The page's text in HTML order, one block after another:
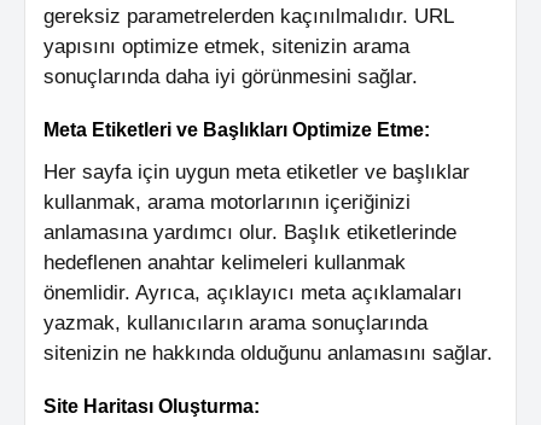
gereksiz parametrelerden kaçınılmalıdır. URL
yapısını optimize etmek, sitenizin arama
sonuçlarında daha iyi görünmesini sağlar.
Meta Etiketleri ve Başlıkları Optimize Etme:
Her sayfa için uygun meta etiketler ve başlıklar
kullanmak, arama motorlarının içeriğinizi
anlamasına yardımcı olur. Başlık etiketlerinde
hedeflenen anahtar kelimeleri kullanmak
önemlidir. Ayrıca, açıklayıcı meta açıklamaları
yazmak, kullanıcıların arama sonuçlarında
sitenizin ne hakkında olduğunu anlamasını sağlar.
Site Haritası Oluşturma: